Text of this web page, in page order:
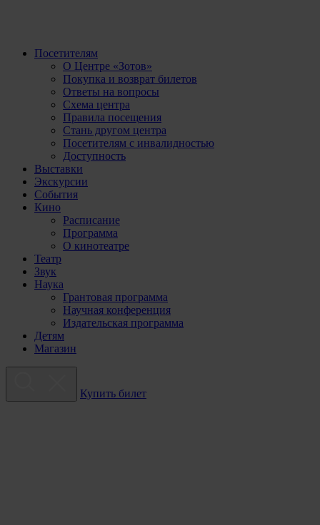
Посетителям
О Центре «Зотов»
Покупка и возврат билетов
Ответы на вопросы
Схема центра
Правила посещения
Стань другом центра
Посетителям с инвалидностью
Доступность
Выставки
Экскурсии
События
Кино
Расписание
Программа
О кинотеатре
Театр
Звук
Наука
Грантовая программа
Научная конференция
Издательская программа
Детям
Магазин
Купить билет